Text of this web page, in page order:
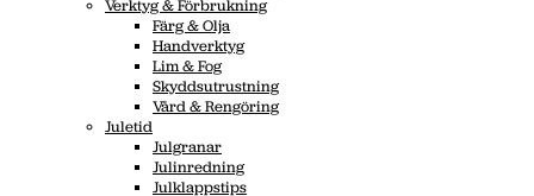
Verktyg & Förbrukning
Färg & Olja
Handverktyg
Lim & Fog
Skyddsutrustning
Vård & Rengöring
Juletid
Julgranar
Julinredning
Julklappstips